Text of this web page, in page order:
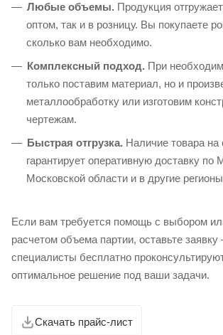
Любые объемы. Продукция
оптом, так и в розницу. Вы покупаете
сколько вам необходимо.
Комплексный подход. При
только поставим материал, но и
металлообработку или изготовим
чертежам.
Быстрая отгрузка. Наличие товара на
гарантирует оперативную доставку по
Московской области и в другие
Если вам требуется помощь с выбором
расчетом объема партии, оставьте
специалисты бесплатно
оптимальное решение под ваши задачи.
Скачать прайс-лист